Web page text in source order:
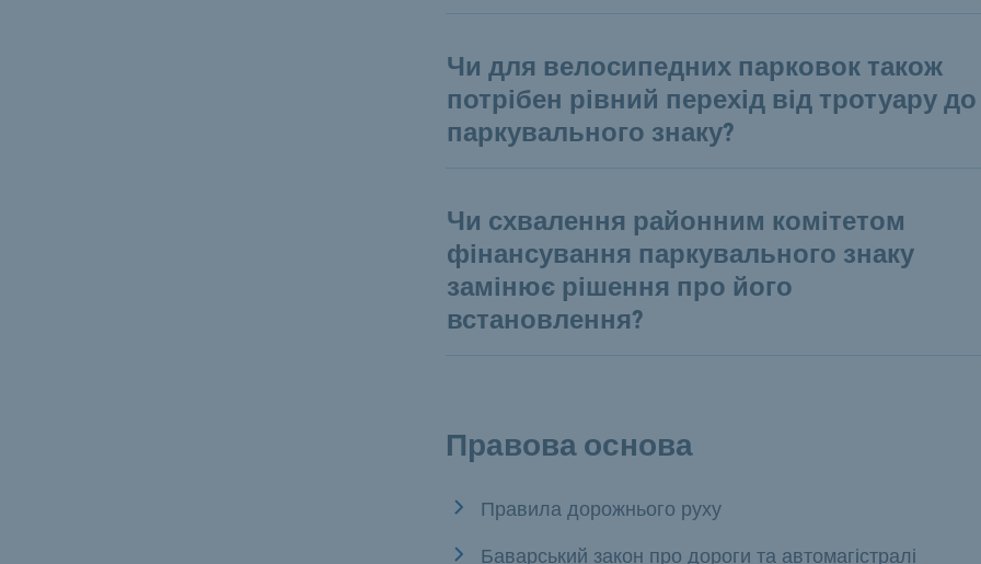
Чи для велосипедних парковок також
потрібен рівний перехід від тротуару до
паркувального знаку?
Чи схвалення районним комітетом
фінансування паркувального знаку
замінює рішення про його
встановлення?
Правова основа
Правила дорожнього руху
Баварський закон про дороги та автомагістралі